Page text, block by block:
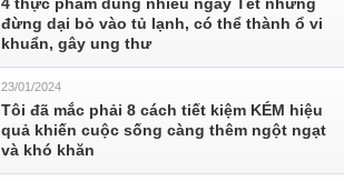
đừng dại bỏ vào tủ lạnh, có thể thành ổ vi
khuẩn, gây ung thư
23/01/2024
Tôi đã mắc phải 8 cách tiết kiệm KÉM hiệu
quả khiến cuộc sống càng thêm ngột ngạt
và khó khăn